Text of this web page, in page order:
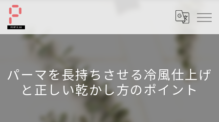
パーマを長持ちさせる冷風仕上げ
と正しい乾かし方のポイント